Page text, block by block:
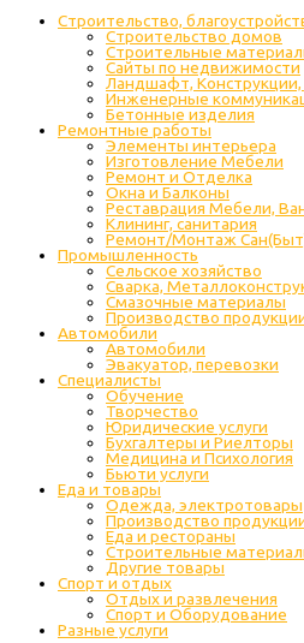
Строительство,
Строительство домов
Строительные
Сайты по недвижимости
Ландшафт,
Инженерные
Бетонные изделия
Ремонтные работы
Элементы интерьера
Изготовление Мебели
Ремонт и Отделка
Окна и Балконы
Реставрация Мебели,
Клининг, санитария
Ремонт/Монтаж
Промышленность
Cельское хозяйство
Сварка,
Cмазочные материалы
Производство
Автомобили
Автомобили
Эвакуатор, перевозки
Специалисты
Обучение
Творчество
Юридические услуги
Бухгалтеры и Риелторы
Медицина и Психология
Бьюти услуги
Еда и товары
Одежда, электротовары
Производство
Еда и рестораны
Строительные
Другие товары
Спорт и отдых
Отдых и развлечения
Спорт и Оборудование
Разные услуги